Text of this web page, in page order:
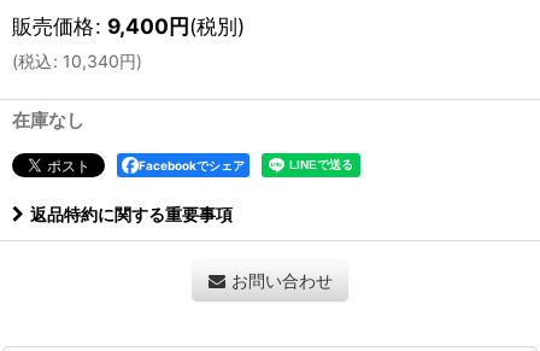
販売価格: 9,400円(税別)
(税込: 10,340円)
在庫なし
Facebookでシェア
返品特約に関する重要事項
お問い合わせ